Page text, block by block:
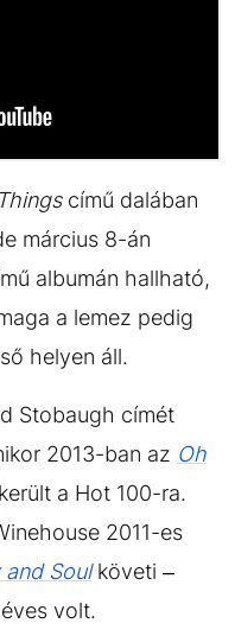
című dalában
március 8-án
albumán hallható,
a lemez pedig
helyen áll.
Stobaugh címét
2013-ban az Oh
a Hot 100-ra.
2011-es
and Soul követi –
volt.